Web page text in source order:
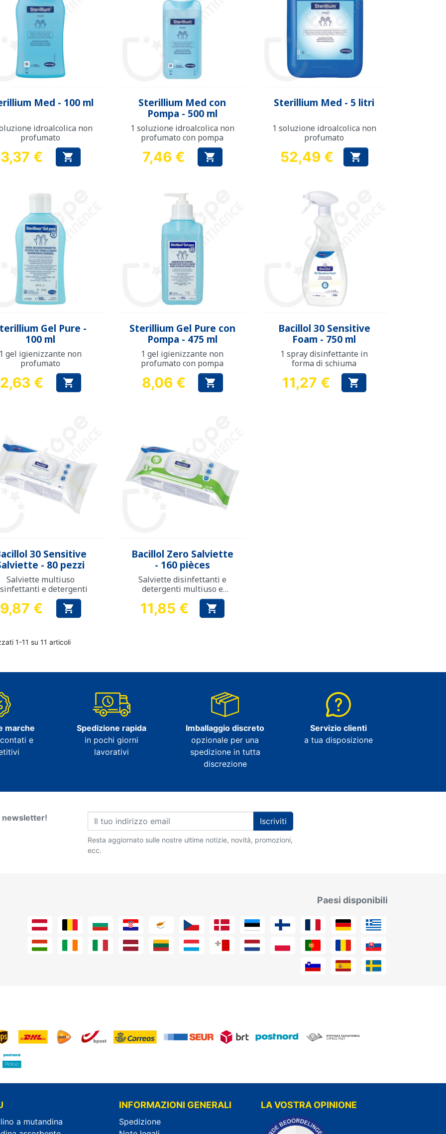
Anteprima
Med - 100 ml
idroalcolica non
profumato
Prezzo
3,37 € 
Anteprima
Sterillium Med con
Pompa - 500 ml
1 soluzione idroalcolica non
profumato con pompa
Prezzo
7,46 € 
Anteprima
Sterillium Med - 5 litri
1 soluzione idroalcolica non
profumato
Prezzo
52,49 € 
Anteprima
Gel Pure -
100 ml
gel igienizzante non
profumato
Prezzo
2,63 € 
Anteprima
Sterillium Gel Pure con
Pompa - 475 ml
1 gel igienizzante non
profumato con pompa
Prezzo
8,06 € 
Anteprima
Bacillol 30 Sensitive
Foam - 750 ml
1 spray disinfettante in
forma di schiuma
Prezzo
11,27 € 
Anteprima
30 Sensitive
- 80 pezzi
Salviette multiuso
e detergenti
Prezzo
9,87 € 
Anteprima
Bacillol Zero Salviette
- 160 pièces
Salviette disinfettanti e
detergenti multiuso e
Prezzo
11,85 € 
1-11 su 11 articoli
marche
e
Spedizione rapida
in pochi giorni
lavorativi
Imballaggio discreto
opzionale per una
spedizione in tutta
discrezione
Servizio clienti
a tua disposizione
newsletter! Iscriviti
Resta aggiornato sulle nostre ultime notizie, novità, promozioni,
ecc.
Paesi disponibili
a mutandina
INFORMAZIONI GENERALI
Spedizione
LA VOSTRA OPINIONE